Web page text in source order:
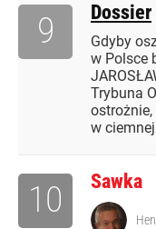
Dossier
Gdyby
w Polsce
Trybuna
w
9
Sawka
10